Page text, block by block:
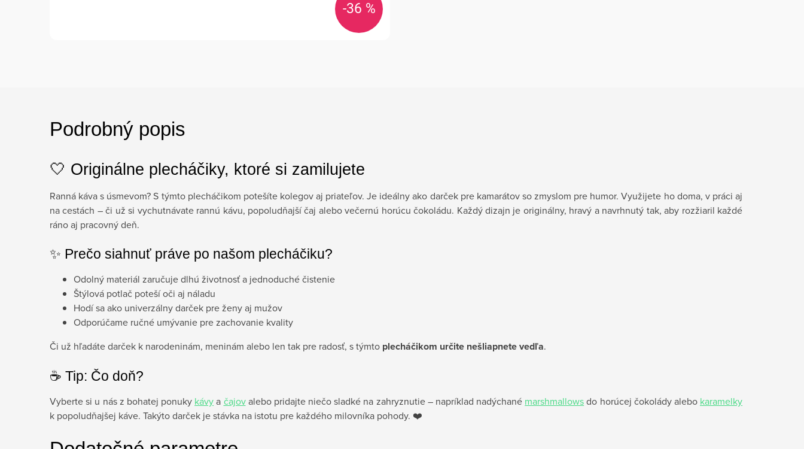
-36 %
Podrobný popis
🤍 Originálne plecháčiky, ktoré si zamilujete
Ranná káva s úsmevom? S týmto plecháčikom potešíte kolegov aj priateľov. Je ideálny ako darček pre kamarátov so zmyslom pre humor. Využijete ho doma, v práci aj
na cestách – či už si vychutnávate rannú kávu, popoludňajší čaj alebo večernú horúcu čokoládu. Každý dizajn je originálny, hravý a navrhnutý tak, aby rozžiaril každé
ráno aj pracovný deň.
✨ Prečo siahnuť práve po našom plecháčiku?
Odolný materiál zaručuje dlhú životnosť a jednoduché čistenie
Štýlová potlač poteší oči aj náladu
Hodí sa ako univerzálny darček pre ženy aj mužov
Odporúčame ručné umývanie pre zachovanie kvality
Či už hľadáte darček k narodeninám, meninám alebo len tak pre radosť, s týmto plecháčikom určite nešliapnete vedľa.
☕️ Tip: Čo doň?
Vyberte si u nás z bohatej ponuky kávya čajovalebo pridajte niečo sladké na zahryznutie – napríklad nadýchané marshmallowsdo horúcej čokolády alebo karamelky
k popoludňajšej káve. Takýto darček je stávka na istotu pre každého milovníka pohody. ❤️